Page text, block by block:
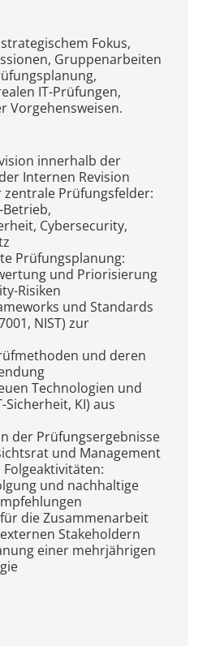
Fokus,
Gruppenarbeiten
IT-Prüfungen,
Vorgehensweisen.
innerhalb der
Internen Revision
Prüfungsfelder:
Betrieb,
Cybersecurity,
Prüfungsplanung:
und Priorisierung
Risiken
und Standards
NIST) zur
und deren
Technologien und
Sicherheit, KI) aus
der Prüfungsergebnisse
und Management
und nachhaltige
die Zusammenarbeit
Stakeholdern
einer mehrjährigen